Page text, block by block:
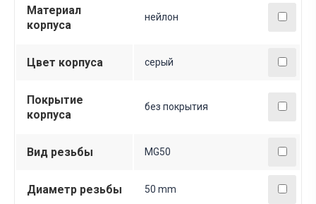
Материал
корпуса
нейлон
Цвет корпуса серый
Покрытие
корпуса
без покрытия
Вид резьбы MG50
Диаметр резьбы 50 mm